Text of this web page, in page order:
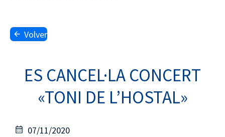
Volver
ES CANCEL·LA CONCERT
«TONI DE L’HOSTAL»
07/11/2020